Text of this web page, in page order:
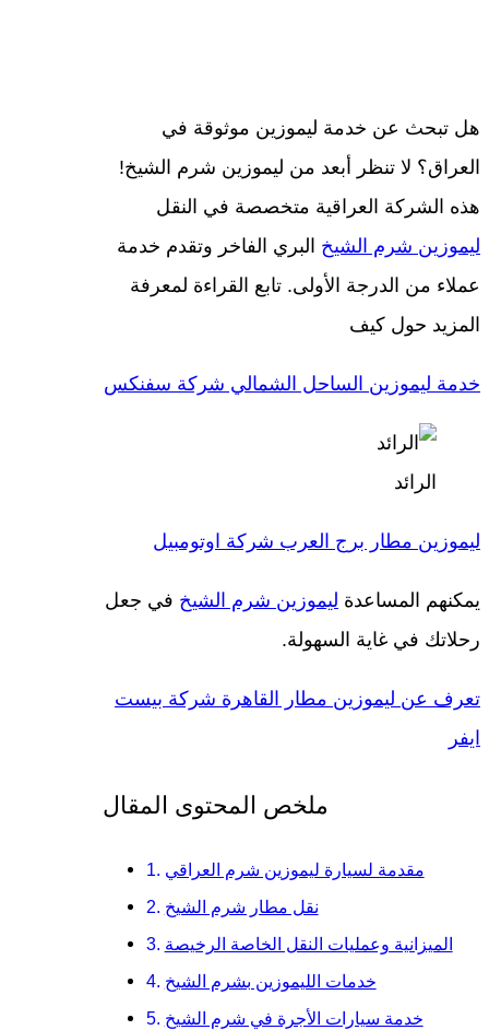
هل تبحث عن خدمة ليموزين موثوقة في
العراق؟ لا تنظر أبعد من ليموزين شرم الشيخ!
هذه الشركة العراقية متخصصة في النقل
ليموزين شرم الشيخ البري الفاخر وتقدم خدمة
عملاء من الدرجة الأولى. تابع القراءة لمعرفة
المزيد حول كيف
خدمة ليموزين الساحل الشمالي شركة سفنكس
الرائد
ليموزين مطار برج العرب شركة اوتومبيل
يمكنهم المساعدة ليموزين شرم الشيخ في جعل
رحلاتك في غاية السهولة.
تعرف عن ليموزين مطار القاهرة شركة بيست
ايفر
ملخص المحتوى المقال
مقدمة لسيارة ليموزين شرم العراقي
نقل مطار شرم الشيخ
الميزانية وعمليات النقل الخاصة الرخيصة
خدمات الليموزين بشرم الشيخ
خدمة سيارات الأجرة في شرم الشيخ